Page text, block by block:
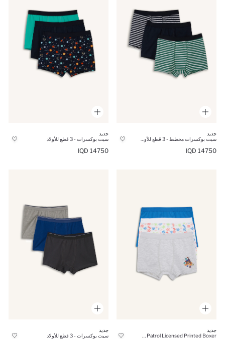
جديد
14750 IQD
جديد
سيت بوكسرات - 3 قطع للأولاد
14750 IQD
جديد
جديد
سيت بوكسرات - 3 قطع للأولاد